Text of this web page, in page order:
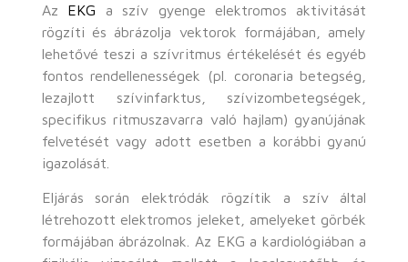
Az EKG a szív gyenge elektromos aktivitását
rögzíti és ábrázolja vektorok formájában, amely
lehetővé teszi a szívritmus értékelését és egyéb
fontos rendellenességek (pl. coronaria betegség,
lezajlott szívinfarktus, szívizombetegségek,
specifikus ritmuszavarra való hajlam) gyanújának
felvetését vagy adott esetben a korábbi gyanú
igazolását.
Eljárás során elektródák rögzítik a szív által
létrehozott elektromos jeleket, amelyeket görbék
formájában ábrázolnak. Az EKG a kardiológiában a